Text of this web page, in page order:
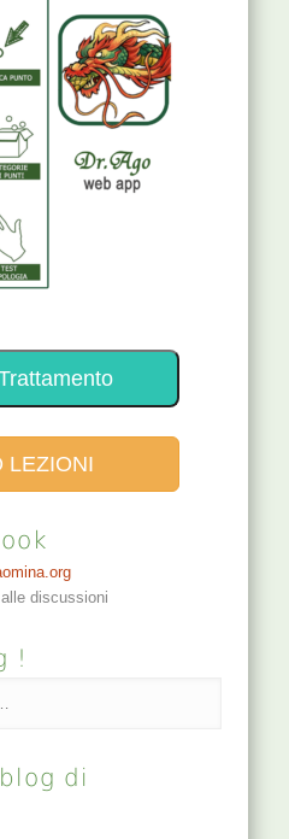
LEZIONI
discussioni
!
di